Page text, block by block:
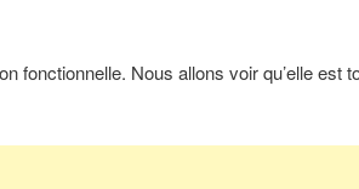
fonctionnelle. Nous allons voir qu’elle est